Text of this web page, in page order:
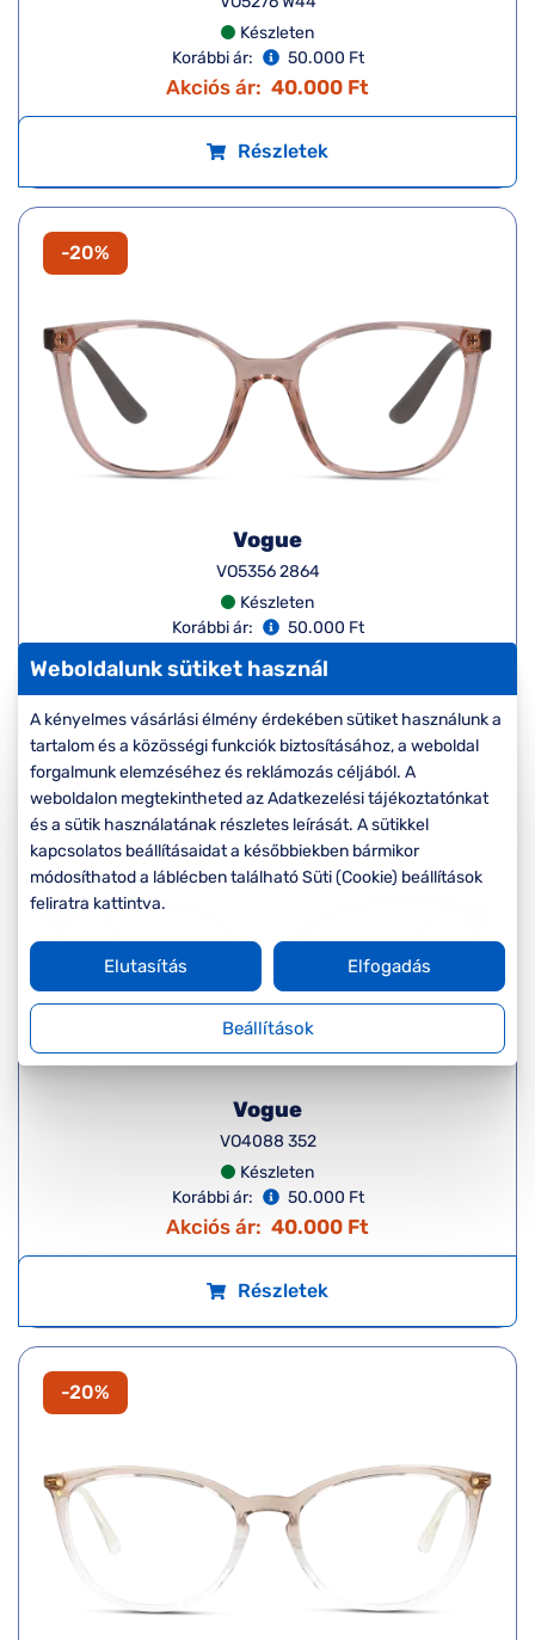
Készleten
Korábbi ár:
50.000 Ft
Akciós ár: 40.000 Ft
Részletek
-20%
Vogue
VO5356 2864
Készleten
Korábbi ár:
50.000 Ft
Akciós ár: 40.000 Ft
Részletek
-20%
Vogue
VO4088 352
Készleten
Korábbi ár:
50.000 Ft
Akciós ár: 40.000 Ft
Részletek
-20%
Weboldalunk sütiket használ
A kényelmes vásárlási élmény érdekében sütiket használunk a
tartalom és a közösségi funkciók biztosításához, a weboldal
forgalmunk elemzéséhez és reklámozás céljából. A
weboldalon megtekintheted az Adatkezelési tájékoztatónkat
és a sütik használatának részletes leírását. A sütikkel
kapcsolatos beállításaidat a későbbiekben bármikor
módosíthatod a láblécben található Süti (Cookie) beállítások
feliratra kattintva.
Beállítások
Elutasítás Elfogadás